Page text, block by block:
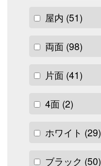
屋内 (51)
両面 (98)
片面 (41)
4面 (2)
ホワイト (29)
ブラック (50)